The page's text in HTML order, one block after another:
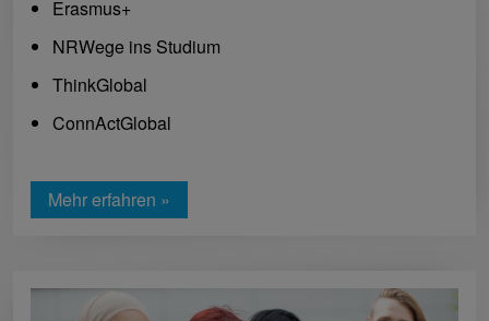
Erasmus+
NRWege ins Studium
ThinkGlobal
ConnActGlobal
Mehr erfahren »